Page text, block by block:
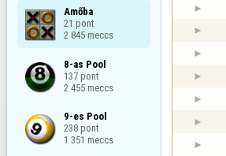
Amőba
21 pont
2 845 meccs
8-as Pool
137 pont
2 455 meccs
9-es Pool
238 pont
1 351 meccs